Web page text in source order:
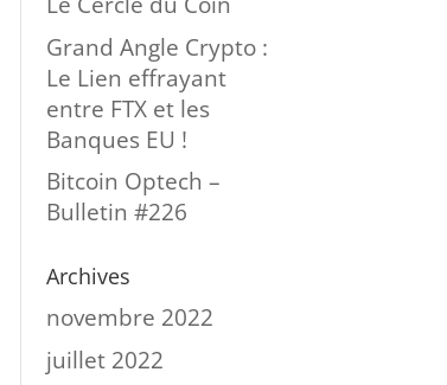
Grand Angle Crypto :
Le Lien effrayant
entre FTX et les
Banques EU !
Bitcoin Optech –
Bulletin #226
Archives
novembre 2022
juillet 2022